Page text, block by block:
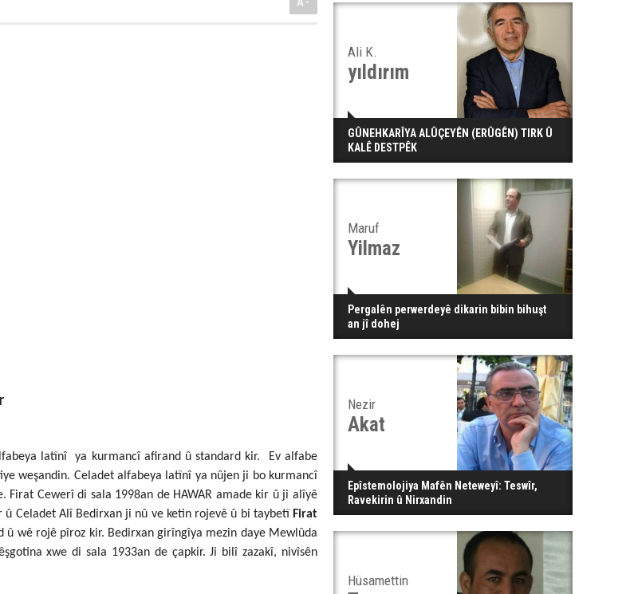
û lêkolîner
latînî ya kurmancî afirand û standard kir. Ev alfabe
weşandin. Celadet alfabeya latînî ya nûjen ji bo kurmancî
Firat Cewerî di sala 1998an de HAWAR amade kir û ji alîyê
û Celadet Alî Bedirxan ji nû ve ketin rojevê û bi taybetî Firat
wê rojê pîroz kir. Bedirxan girîngîya mezin daye Mewlûda
xwe di sala 1933an de çapkir. Ji bilî zazakî, nivîsên
Ali K.
yıldırım
GÛNEHKARÎYA ALÛÇEYÊN (ERÛGÊN) TIRK Û
KALÊ DESTPÊK
Maruf
Yilmaz
Pergalên perwerdeyê dikarin bibin bihuşt
an jî dohej
Nezir
Akat
Epîstemolojiya Mafên Neteweyî: Teswîr,
Ravekirin û Nirxandin
Hüsamettin